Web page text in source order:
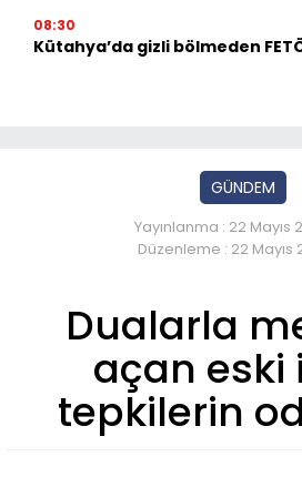
08:30
Kütahya’da gizli bölmeden
GÜNDEM
Yayınlanma : 22 Mayıs
Düzenleme : 22 Mayıs
Dualarla
açan
tepkilerin